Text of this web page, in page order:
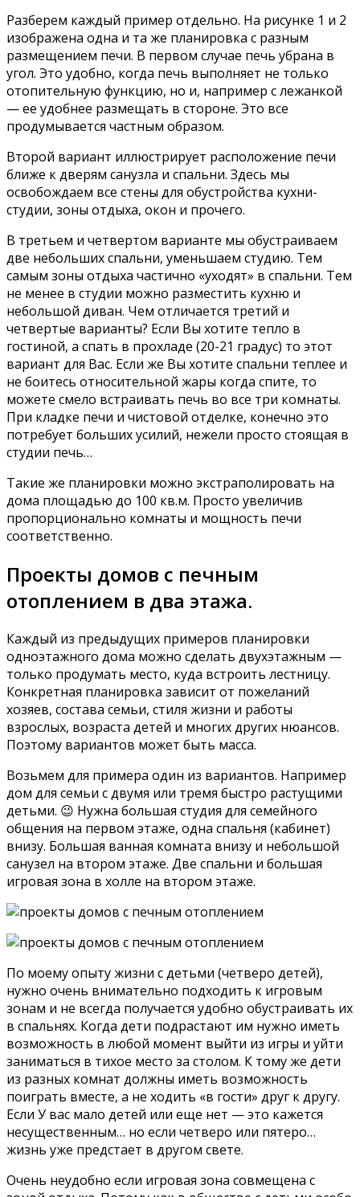
Разберем каждый пример отдельно. На рисунке 1 и 2
изображена одна и та же планировка с разным
размещением печи. В первом случае печь убрана в
угол. Это удобно, когда печь выполняет не только
отопительную функцию, но и, например с лежанкой
— ее удобнее размещать в стороне. Это все
продумывается частным образом.
Второй вариант иллюстрирует расположение печи
ближе к дверям санузла и спальни. Здесь мы
освобождаем все стены для обустройства кухни-
студии, зоны отдыха, окон и прочего.
В третьем и четвертом варианте мы обустраиваем
две небольших спальни, уменьшаем студию. Тем
самым зоны отдыха частично «уходят» в спальни. Тем
не менее в студии можно разместить кухню и
небольшой диван. Чем отличается третий и
четвертые варианты? Если Вы хотите тепло в
гостиной, а спать в прохладе (20-21 градус) то этот
вариант для Вас. Если же Вы хотите спальни теплее и
не боитесь относительной жары когда спите, то
можете смело встраивать печь во все три комнаты.
При кладке печи и чистовой отделке, конечно это
потребует больших усилий, нежели просто стоящая в
студии печь…
Такие же планировки можно экстраполировать на
дома площадью до 100 кв.м. Просто увеличив
пропорционально комнаты и мощность печи
соответственно.
Проекты домов с печным
отоплением в два этажа.
Каждый из предыдущих примеров планировки
одноэтажного дома можно сделать двухэтажным —
только продумать место, куда встроить лестницу.
Конкретная планировка зависит от пожеланий
хозяев, состава семьи, стиля жизни и работы
взрослых, возраста детей и многих других нюансов.
Поэтому вариантов может быть масса.
Возьмем для примера один из вариантов. Например
дом для семьи с двумя или тремя быстро растущими
детьми. 😉 Нужна большая студия для семейного
общения на первом этаже, одна спальня (кабинет)
внизу. Большая ванная комната внизу и небольшой
санузел на втором этаже. Две спальни и большая
игровая зона в холле на втором этаже.
По моему опыту жизни с детьми (четверо детей),
нужно очень внимательно подходить к игровым
зонам и не всегда получается удобно обустраивать их
в спальнях. Когда дети подрастают им нужно иметь
возможность в любой момент выйти из игры и уйти
заниматься в тихое место за столом. К тому же дети
из разных комнат должны иметь возможность
поиграть вместе, а не ходить «в гости» друг к другу.
Если У вас мало детей или еще нет — это кажется
несущественным… но если четверо или пятеро…
жизнь уже предстает в другом свете.
Очень неудобно если игровая зона совмещена с